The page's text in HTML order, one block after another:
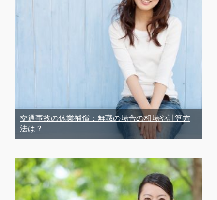
交通事故の休業補償：無職の場合の相場や計算方
法は？